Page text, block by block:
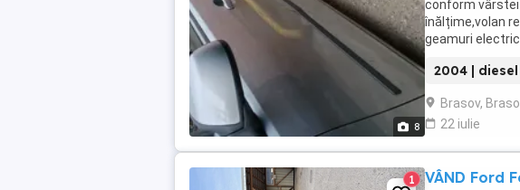
8
conform vârstei
înălțime,volan
geamuri
2004 |
Brasov,
22 iulie
1 VÂND Ford